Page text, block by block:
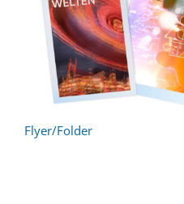
Flyer/Folder